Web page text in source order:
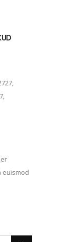
euismod